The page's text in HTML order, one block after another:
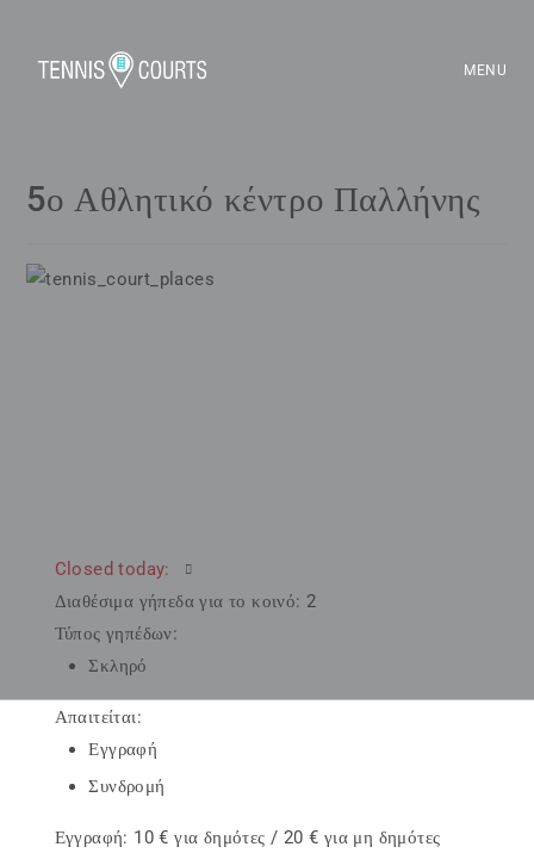
MENU
5ο Αθλητικό κέντρο Παλλήνης
Closed today:
Διαθέσιμα γήπεδα για το κοινό: 2
Τύπος γηπέδων:
Σκληρό
Απαιτείται:
Εγγραφή
Συνδρομή
Εγγραφή: 10 € για δημότες / 20 € για μη δημότες